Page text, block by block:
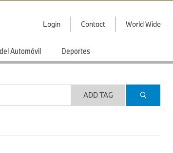
Login Contact World Wide
Automóvil Deportes
ADD TAG